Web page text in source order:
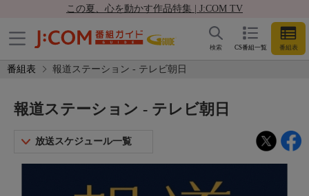
この夏、心を動かす作品特集 | J:COM TV
CS番組一覧 番組表
検索
番組表 報道ステーション - テレビ朝日
報道ステーション - テレビ朝日
放送スケジュール一覧